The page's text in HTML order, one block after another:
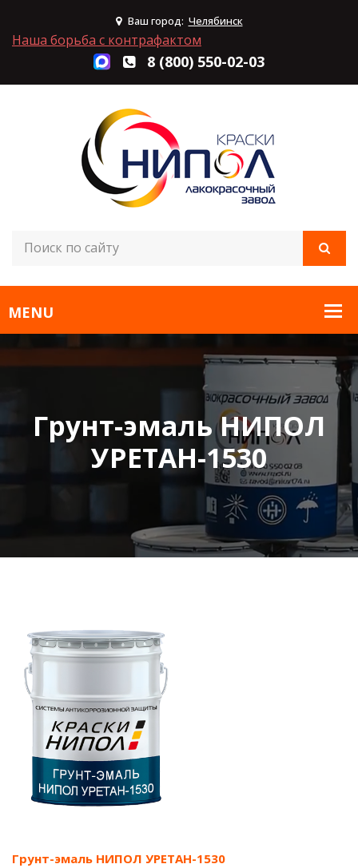
Ваш город: Челябинск
Наша борьба с контрафактом
8 (800) 550-02-03
Грунт-эмаль НИПОЛ
УРЕТАН-1530
Грунт-эмаль НИПОЛ УРЕТАН-1530